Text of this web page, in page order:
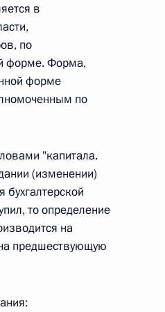
31 и 151 Уголовно-
состояния»
«О внесении
в
по
форме. Форма,
форме
по
"капитала.
(изменении)
то определение
на
предшествующую